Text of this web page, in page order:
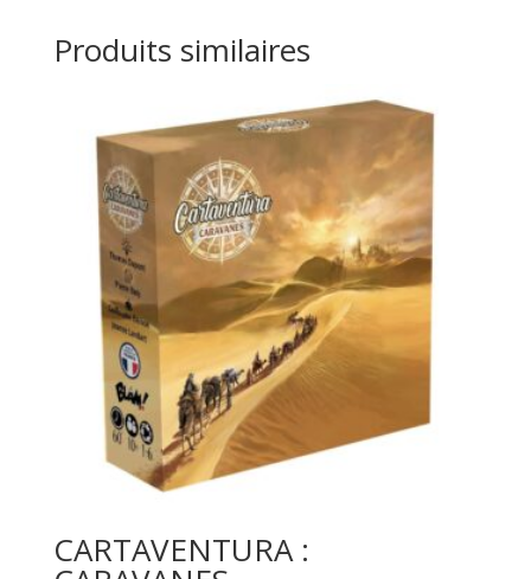
Produits similaires
CARTAVENTURA :